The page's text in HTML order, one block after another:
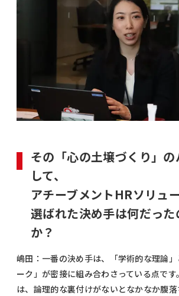
その「心の土壌づくり」の
して、
アチーブメントHRソリュ
選ばれた決め手は何だった
か？
嶋田：一番の決め手は、「学術的な理論
ーク」が密接に組み合わさっている点です
は、論理的な裏付けがないとなかなか腹